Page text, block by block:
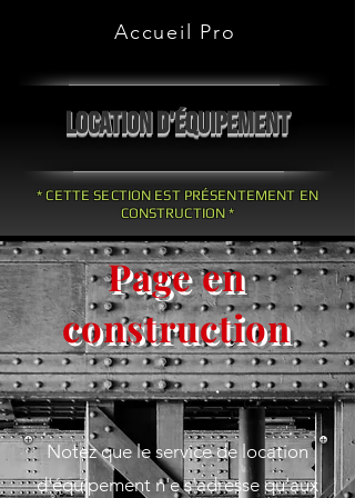
Accueil Pro
LOCATION D'ÉQUIPEMENT
* CETTE SECTION EST PRÉSENTEMENT EN
CONSTRUCTION *
Page en
construction
Notez que le service de location
d'équipement n'e s'adresse qu'aux